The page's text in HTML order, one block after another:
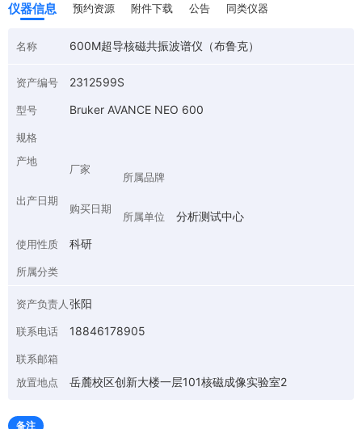
仪器信息 预约资源 附件下载 公告 同类仪器
名称 600M超导核磁共振波谱仪（布鲁克）
资产编号 2312599S
型号 Bruker AVANCE NEO 600
规格
产地
厂家
所属品牌
出产日期
购买日期
所属单位 分析测试中心
使用性质 科研
所属分类
资产负责人 张阳
联系电话 18846178905
联系邮箱
放置地点
岳麓校区创新大楼一层101核磁成像实验室2
备注